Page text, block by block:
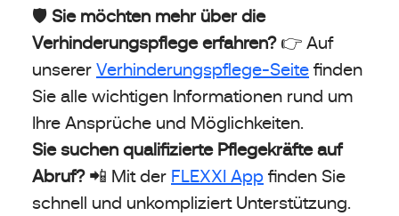
🛡️ Sie möchten mehr über die
Verhinderungspflege erfahren?👉 Auf
unserer Verhinderungspflege-Seite finden
Sie alle wichtigen Informationen rund um
Ihre Ansprüche und Möglichkeiten.
Sie suchen qualifizierte Pflegekräfte auf
Abruf?📲 Mit der FLEXXI App finden Sie
schnell und unkompliziert Unterstützung.